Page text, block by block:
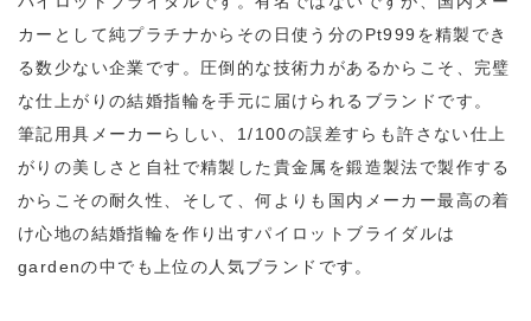
カーとして純プラチナからその日使う分のPt999を精製でき
る数少ない企業です。圧倒的な技術力があるからこそ、完璧
な仕上がりの結婚指輪を手元に届けられるブランドです。
筆記用具メーカーらしい、1/100の誤差すらも許さない仕上
がりの美しさと自社で精製した貴金属を鍛造製法で製作する
からこその耐久性、そして、何よりも国内メーカー最高の着
け心地の結婚指輪を作り出すパイロットブライダルは
gardenの中でも上位の人気ブランドです。